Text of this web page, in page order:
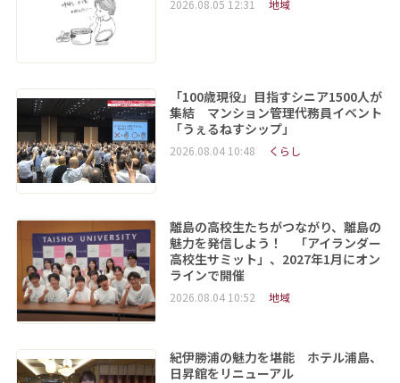
2026.08.05 12:31 地域
「100歳現役」目指すシニア1500人が
集結 マンション管理代務員イベント
「うぇるねすシップ」
2026.08.04 10:48 くらし
離島の高校生たちがつながり、離島の
魅力を発信しよう！ 「アイランダー
高校生サミット」、2027年1月にオン
ラインで開催
2026.08.04 10:52 地域
紀伊勝浦の魅力を堪能 ホテル浦島、
日昇館をリニューアル